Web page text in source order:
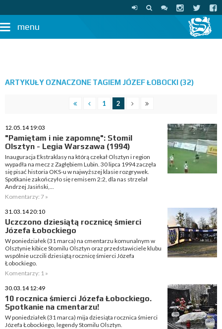
menu
ARTYKUŁY OZNACZONE TAGIEM JÓZEF ŁOBOCKI (32)
1 2
12.05.14 19:03
"Pamiętam i nie zapomnę": Stomil
Olsztyn - Legia Warszawa (1994)
Inauguracja Ekstraklasy na którą czekał Olsztyn i region
wypadła na mecz z Zagłębiem Lubin. 30 lipca 1994 zaczęła
się pisać historia OKS-u w najwyższej klasie rozgrywek.
Spotkanie zakończyło się remisem 2:2, dla nas strzelał
Andrzej Jasiński,...
Komentarzy: 7 »
31.03.14 20:10
Uczczono dziesiątą rocznicę śmierci
Józefa Łobockiego
W poniedziałek (31 marca) na cmentarzu komunalnym w
Olsztynie kibice Stomilu Olsztyn oraz przedstawiciele klubu
wspólnie uczcili dziesiątą rocznicę śmierci Józefa
Łobockiego.
Komentarzy: 1 »
30.03.14 12:49
10 rocznica śmierci Józefa Łobockiego.
Spotkanie na cmentarzu!
W poniedziałek (31 marca) mija dziesiąta rocznica śmierci
Józefa Łobockiego, legendy Stomilu Olsztyn.